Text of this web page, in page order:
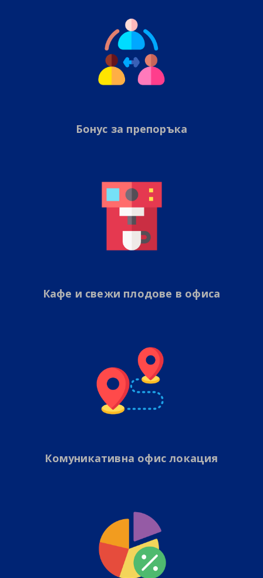
Бонус за препоръка
Кафе и свежи плодове в офиса
Комуникативна офис локация